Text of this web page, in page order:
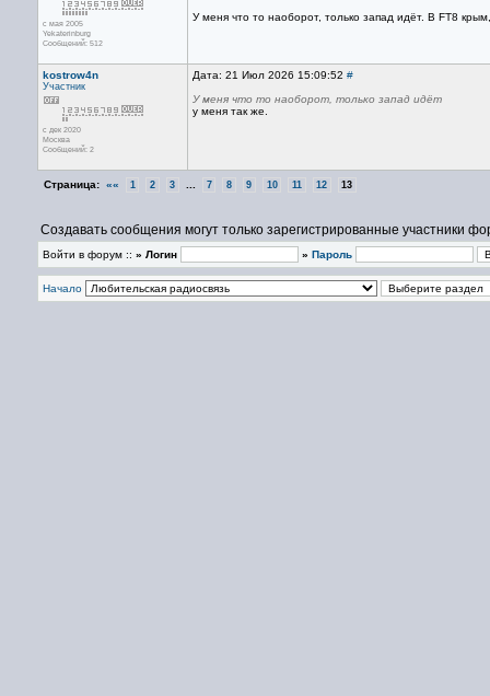
с мая 2005
Yekaterinburg
Сообщений: 512
У меня что то наоборот, только запад идёт. В FT8
kostrow4n
Участник
с дек 2020
Москва
Сообщений: 2
Дата: 21 Июл 2026 15:09:52 #
У меня что то наоборот, только запад идёт
у меня так же.
Страница: «« 1 2 3 7 8 9 10 11 12 13
Создавать сообщения могут только зарегистрированные участники
Войти в форум :: » Логин » Пароль
Начало